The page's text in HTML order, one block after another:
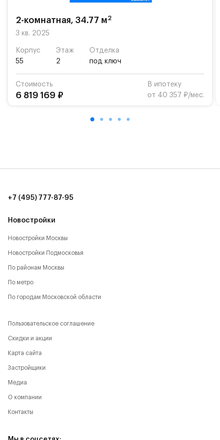
возможность посещения частной гимназии
Для автомобилистов — закрытые озеленённые
Территория квартала приватная, въезд
осуществляется по пропускам.#yan19-2r1520812#
2-комнатная, 34.77 м2
3 кв. 2025
Корпус
55
Этаж
2
Отделка
под ключ
Стоимость
6 819 169 ₽
В ипотеку
от 40 357 ₽/мес.
Новостройки
Новостройки Москвы
Новостройки Подмосковья
По районам Москвы
По метро
По городам Московской области
+7 (495) 777-87-95
Пользовательское соглашение
Скидки и акции
Карта сайта
Застройщики
Медиа
О компании
Контакты